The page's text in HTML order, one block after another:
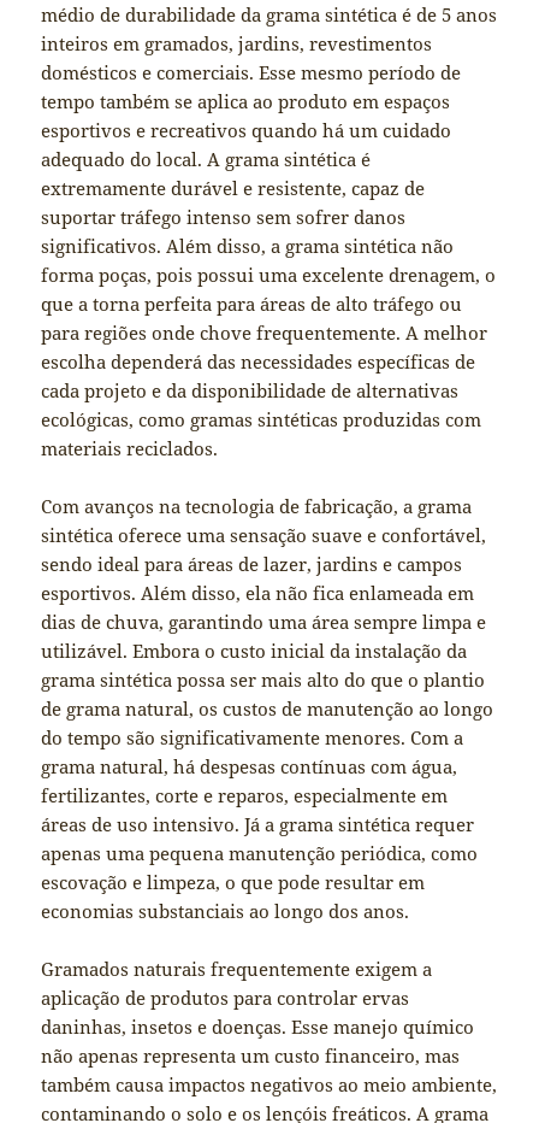
médio de durabilidade da grama sintética é de 5 anos
inteiros em gramados, jardins, revestimentos
domésticos e comerciais. Esse mesmo período de
tempo também se aplica ao produto em espaços
esportivos e recreativos quando há um cuidado
adequado do local. A grama sintética é
extremamente durável e resistente, capaz de
suportar tráfego intenso sem sofrer danos
significativos. Além disso, a grama sintética não
forma poças, pois possui uma excelente drenagem, o
que a torna perfeita para áreas de alto tráfego ou
para regiões onde chove frequentemente. A melhor
escolha dependerá das necessidades específicas de
cada projeto e da disponibilidade de alternativas
ecológicas, como gramas sintéticas produzidas com
materiais reciclados.
Com avanços na tecnologia de fabricação, a grama
sintética oferece uma sensação suave e confortável,
sendo ideal para áreas de lazer, jardins e campos
esportivos. Além disso, ela não fica enlameada em
dias de chuva, garantindo uma área sempre limpa e
utilizável. Embora o custo inicial da instalação da
grama sintética possa ser mais alto do que o plantio
de grama natural, os custos de manutenção ao longo
do tempo são significativamente menores. Com a
grama natural, há despesas contínuas com água,
fertilizantes, corte e reparos, especialmente em
áreas de uso intensivo. Já a grama sintética requer
apenas uma pequena manutenção periódica, como
escovação e limpeza, o que pode resultar em
economias substanciais ao longo dos anos.
Gramados naturais frequentemente exigem a
aplicação de produtos para controlar ervas
daninhas, insetos e doenças. Esse manejo químico
não apenas representa um custo financeiro, mas
também causa impactos negativos ao meio ambiente,
contaminando o solo e os lençóis freáticos. A grama